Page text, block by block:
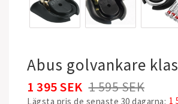
Abus golvankare
1 595 SEK
1 395 SEK
Lägsta pris de senaste 30 dagarna 1